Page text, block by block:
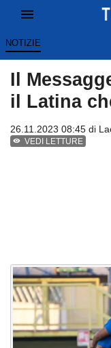
NOTIZIE
Il
il Latina
26.11.2023 08:45 di
VEDI LETTURE